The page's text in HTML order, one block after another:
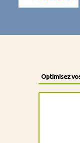
Optimisez